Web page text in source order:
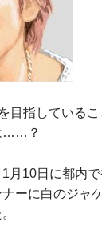
目指している
……？
10日に都内
ーに白のジャ